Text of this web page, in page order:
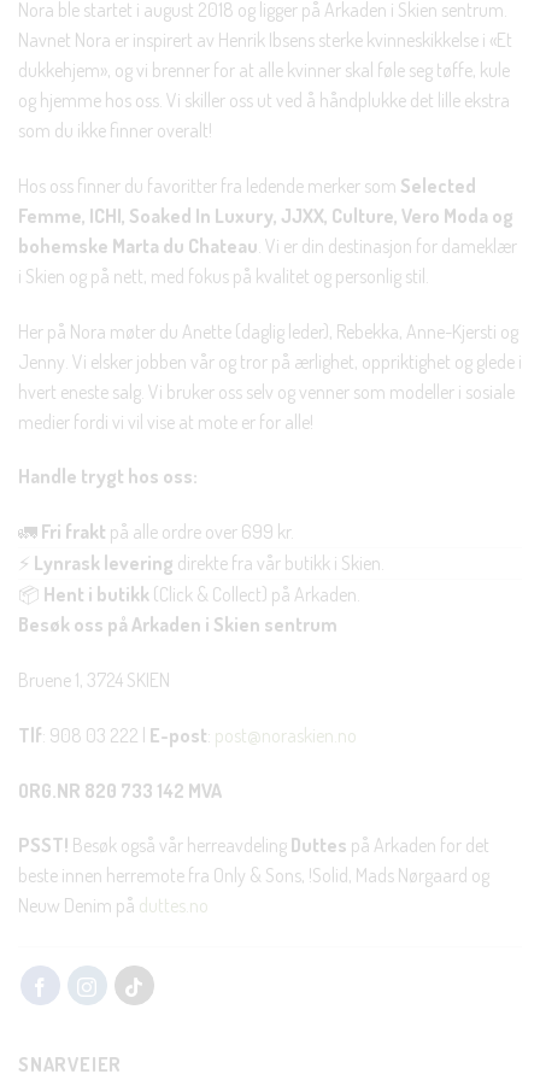
Nora ble startet i august 2018 og ligger på Arkaden i Skien sentrum.
Navnet Nora er inspirert av Henrik Ibsens sterke kvinneskikkelse i «Et
dukkehjem», og vi brenner for at alle kvinner skal føle seg tøffe, kule
og hjemme hos oss. Vi skiller oss ut ved å håndplukke det lille ekstra
som du ikke finner overalt!
Hos oss finner du favoritter fra ledende merker som Selected
Femme, ICHI, Soaked In Luxury, JJXX, Culture, Vero Moda og
bohemske Marta du Chateau . Vi er din destinasjon for dameklær
i Skien og på nett, med fokus på kvalitet og personlig stil.
Her på Nora møter du Anette (daglig leder), Rebekka, Anne-Kjersti og
Jenny. Vi elsker jobben vår og tror på ærlighet, oppriktighet og glede i
hvert eneste salg. Vi bruker oss selv og venner som modeller i sosiale
medier fordi vi vil vise at mote er for alle!
Handle trygt hos oss:
🚛 Fri frakt på alle ordre over 699 kr.
⚡ Lynrask levering direkte fra vår butikk i Skien.
📦 Hent i butikk (Click & Collect) på Arkaden.
Besøk oss på Arkaden i Skien sentrum
Bruene 1, 3724 SKIEN
Tlf: 908 03 222 | E-post: post@noraskien.no
ORG.NR 820 733 142 MVA
PSST! Besøk også vår herreavdeling Duttes på Arkaden for det
beste innen herremote fra Only & Sons, !Solid, Mads Nørgaard og
Neuw Denim på duttes.no
SNARVEIER